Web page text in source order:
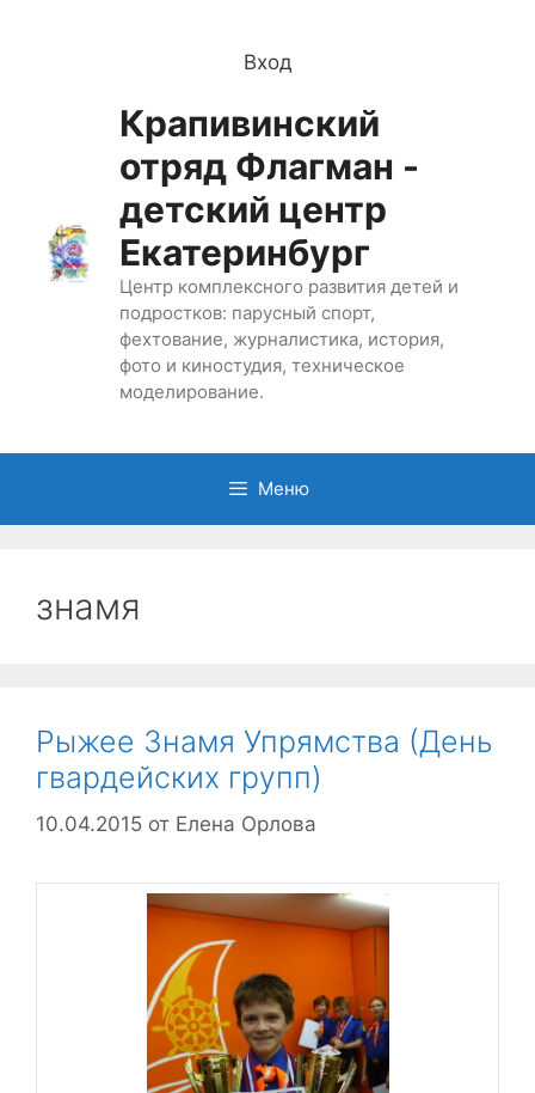
Вход
Крапивинский
отряд Флагман -
детский центр
Екатеринбург
Центр комплексного развития детей и
подростков: парусный спорт,
фехтование, журналистика, история,
фото и киностудия, техническое
моделирование.
Меню
знамя
Рыжее Знамя Упрямства (День
гвардейских групп)
10.04.2015 от Елена Орлова